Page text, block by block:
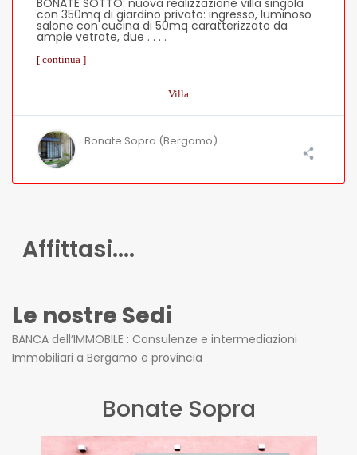
BONATE SOTTO: nuova realizzazione villa singola
con 350mq di giardino privato: ingresso, luminoso
salone con cucina di 50mq caratterizzato da
ampie vetrate, due . . . .
[ continua ]
Villa
Bonate Sopra (Bergamo)
Affittasi....
Le nostre Sedi
BANCA dell’IMMOBILE : Consulenze e intermediazioni
Immobiliari a Bergamo e provincia
Bonate Sopra